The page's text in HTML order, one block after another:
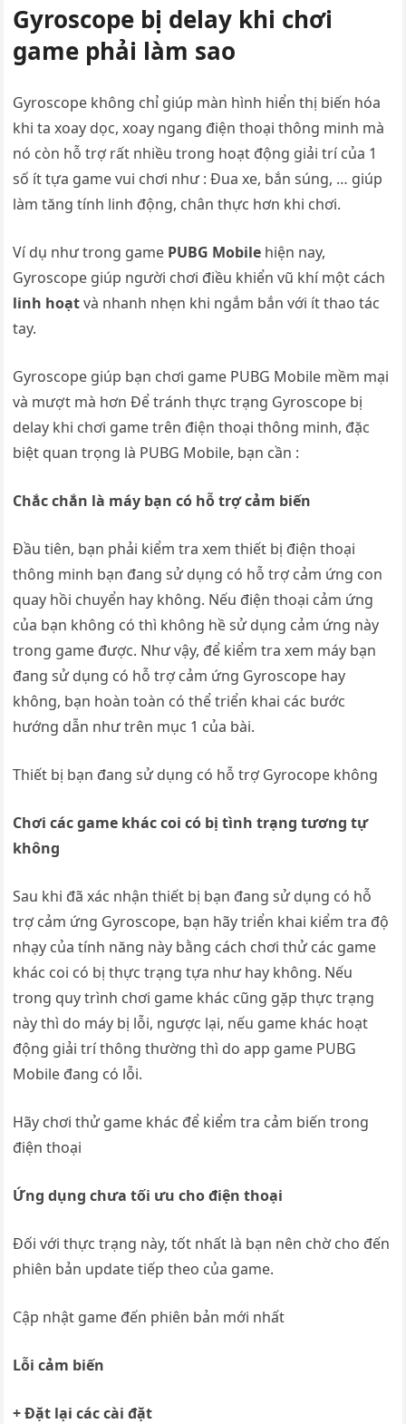
Gyroscope bị delay khi chơi
game phải làm sao
Gyroscope không chỉ giúp màn hình hiển thị biến hóa
khi ta xoay dọc, xoay ngang điện thoại thông minh mà
nó còn hỗ trợ rất nhiều trong hoạt động giải trí của 1
số ít tựa game vui chơi như : Đua xe, bắn súng, … giúp
làm tăng tính linh động, chân thực hơn khi chơi.
Ví dụ như trong game PUBG Mobile hiện nay,
Gyroscope giúp người chơi điều khiển vũ khí một cách
linh hoạtvà nhanh nhẹn khi ngắm bắn với ít thao tác
tay.
Gyroscope giúp bạn chơi game PUBG Mobile mềm mại
và mượt mà hơn Để tránh thực trạng Gyroscope bị
delay khi chơi game trên điện thoại thông minh, đặc
biệt quan trọng là PUBG Mobile, bạn cần :
Chắc chắn là máy bạn có hỗ trợ cảm biến
Đầu tiên, bạn phải kiểm tra xem thiết bị điện thoại
thông minh bạn đang sử dụng có hỗ trợ cảm ứng con
quay hồi chuyển hay không. Nếu điện thoại cảm ứng
của bạn không có thì không hề sử dụng cảm ứng này
trong game được. Như vậy, để kiểm tra xem máy bạn
đang sử dụng có hỗ trợ cảm ứng Gyroscope hay
không, bạn hoàn toàn có thể triển khai các bước
hướng dẫn như trên mục 1 của bài.
Thiết bị bạn đang sử dụng có hỗ trợ Gyrocope không
Chơi các game khác coi có bị tình trạng tương tự
không
Sau khi đã xác nhận thiết bị bạn đang sử dụng có hỗ
trợ cảm ứng Gyroscope, bạn hãy triển khai kiểm tra độ
nhạy của tính năng này bằng cách chơi thử các game
khác coi có bị thực trạng tựa như hay không. Nếu
trong quy trình chơi game khác cũng gặp thực trạng
này thì do máy bị lỗi, ngược lại, nếu game khác hoạt
động giải trí thông thường thì do app game PUBG
Mobile đang có lỗi.
Hãy chơi thử game khác để kiểm tra cảm biến trong
điện thoại
Ứng dụng chưa tối ưu cho điện thoại
Đối với thực trạng này, tốt nhất là bạn nên chờ cho đến
phiên bản update tiếp theo của game.
Cập nhật game đến phiên bản mới nhất
Lỗi cảm biến
+ Đặt lại các cài đặt